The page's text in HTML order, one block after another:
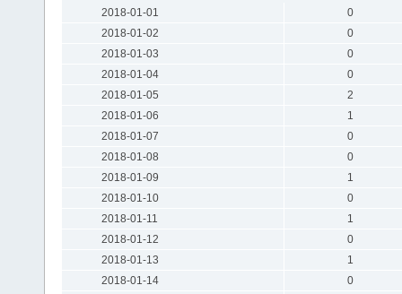
2018-01-01
0
2018-01-02
0
2018-01-03
0
2018-01-04
0
2018-01-05
2
2018-01-06
1
2018-01-07
0
2018-01-08
0
2018-01-09
1
2018-01-10
0
2018-01-11
1
2018-01-12
0
2018-01-13
1
2018-01-14
0